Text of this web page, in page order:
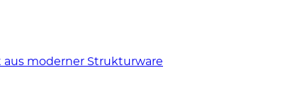
aus moderner Strukturware